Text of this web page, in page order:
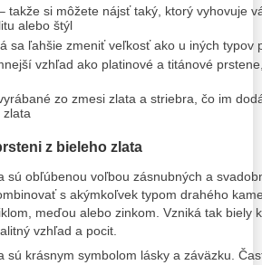
takže si môžete nájsť taký, ktorý vyhovuje
alebo štýl
sa ľahšie zmeniť veľkosť ako u iných typov
vzhľad ako platinové a titánové
zo zmesi zlata a striebra, čo im
zlata
z bieleho zlata
sú obľúbenou voľbou zásnubných a
s akýmkoľvek typom drahého
meďou alebo zinkom. Vzniká tak biely
vzhľad a pocit.
sú krásnym symbolom lásky a záväzku.